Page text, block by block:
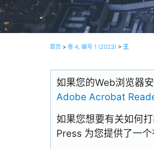
首页 > 卷 4, 编号 1 (2023) > 王
如果您的Web浏览器
Adobe Acrobat
如果您想要有关如何
Press 为您提供了一